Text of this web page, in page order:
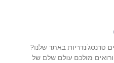
טרנסג'נדריות באתר שלנו?
מולכם עולם שלם של